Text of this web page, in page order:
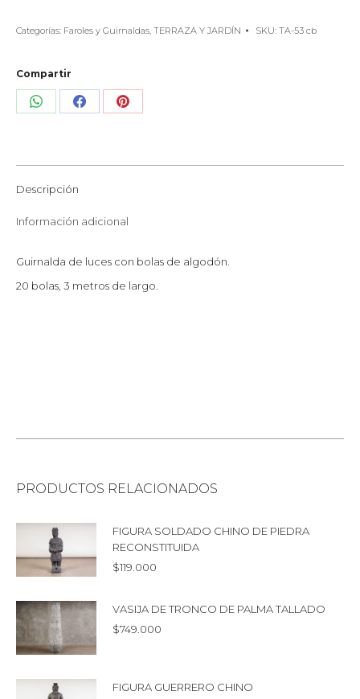
cantidad
Categorías: Faroles y Guirnaldas, TERRAZA Y JARDÍN SKU: TA-53 cb
Compartir
Share Share Share
Descripción
Información adicional
Guirnalda de luces con bolas de algodón.
20 bolas, 3 metros de largo.
PRODUCTOS RELACIONADOS
FIGURA SOLDADO CHINO DE PIEDRA
RECONSTITUIDA
$119.000
VASIJA DE TRONCO DE PALMA TALLADO
$749.000
FIGURA GUERRERO CHINO